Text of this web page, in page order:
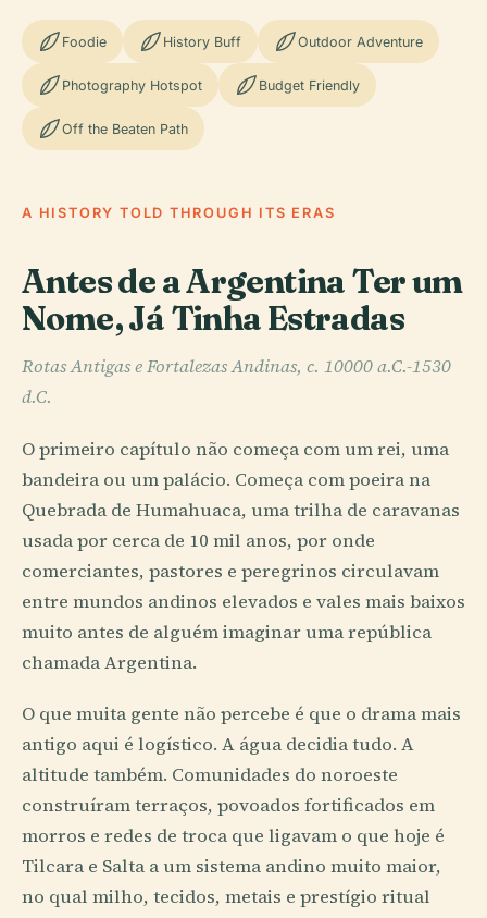
Foodie History Buff Outdoor Adventure
Photography Hotspot Budget Friendly
Off the Beaten Path
A HISTORY TOLD THROUGH ITS ERAS
Antes de a Argentina Ter um
Nome, Já Tinha Estradas
Rotas Antigas e Fortalezas Andinas, c. 10000 a.C.-1530
d.C.
O primeiro capítulo não começa com um rei, uma
bandeira ou um palácio. Começa com poeira na
Quebrada de Humahuaca, uma trilha de caravanas
usada por cerca de 10 mil anos, por onde
comerciantes, pastores e peregrinos circulavam
entre mundos andinos elevados e vales mais baixos
muito antes de alguém imaginar uma república
chamada Argentina.
O que muita gente não percebe é que o drama mais
antigo aqui é logístico. A água decidia tudo. A
altitude também. Comunidades do noroeste
construíram terraços, povoados fortificados em
morros e redes de troca que ligavam o que hoje é
Tilcara e Salta a um sistema andino muito maior,
no qual milho, tecidos, metais e prestígio ritual